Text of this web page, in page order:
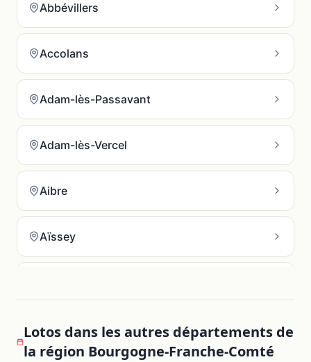
Abbévillers
Accolans
Adam-lès-Passavant
Adam-lès-Vercel
Aibre
Aïssey
Allondans
Lotos dans les autres départements de
la région Bourgogne-Franche-Comté